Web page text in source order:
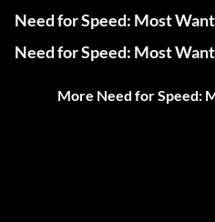
Need for Speed: Most
Need for Speed: Most
More Need for Speed: